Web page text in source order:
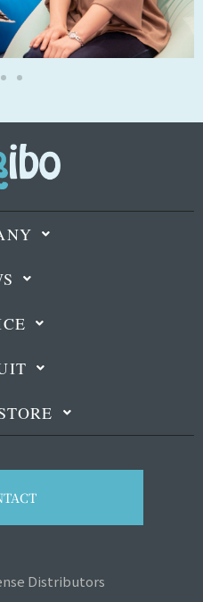
Distributors